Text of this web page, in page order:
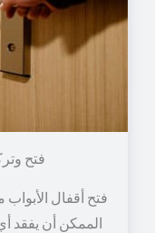
فتح
فتح أقفال
الممكن أن يفقد